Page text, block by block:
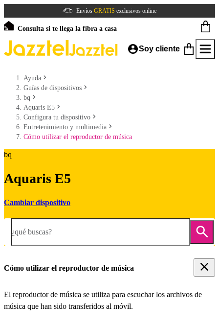
Envíos GRATIS exclusivos online
Consulta si te llega la fibra a casa
Soy cliente
Ayuda
Guías de dispositivos
bq
Aquaris E5
Configura tu dispositivo
Entretenimiento y multimedia
Cómo utilizar el reproductor de música
bq
Aquaris E5
Cambiar dispositivo
¿qué buscas?
Cómo utilizar el reproductor de música
El reproductor de música se utiliza para escuchar los archivos de
música que han sido transferidos al móvil.